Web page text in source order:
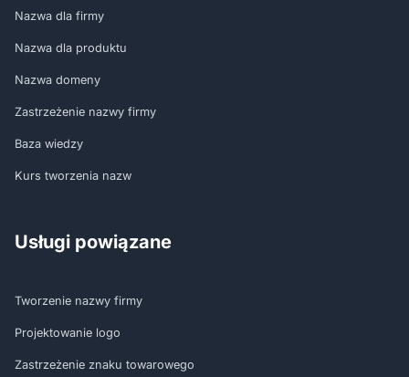
Nazwa dla firmy
Nazwa dla produktu
Nazwa domeny
Zastrzeżenie nazwy firmy
Baza wiedzy
Kurs tworzenia nazw
Usługi powiązane
Tworzenie nazwy firmy
Projektowanie logo
Zastrzeżenie znaku towarowego